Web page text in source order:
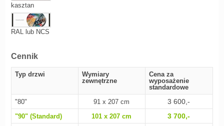
kasztan
RAL lub NCS
Cennik
Typ drzwi
Wymiary
zewnętrzne
Cena za
wyposażenie
standardowe
"80"
91 x 207 cm 3 600,-
"90" (Standard) 101 x 207 cm 3 700,-